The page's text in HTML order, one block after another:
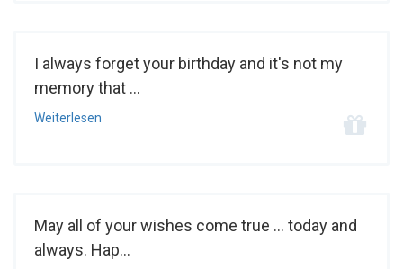
I always forget your birthday and it's not my
memory that ...
Weiterlesen
May all of your wishes come true ... today and
always. Hap...